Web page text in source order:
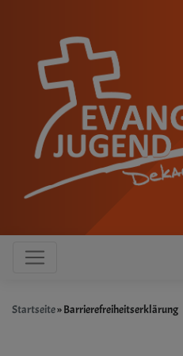
Hauptnavigation
Startseite Barrierefreiheitserklärung